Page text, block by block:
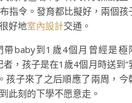
指令。發育都比擬好，兩個孩
好地室內設計交通。
帶baby到1歲4個月曾經是極
，孩子是在1歲4個月時送到“
孩子來了之后順應了兩周，今
此刻的下學不愿意走。